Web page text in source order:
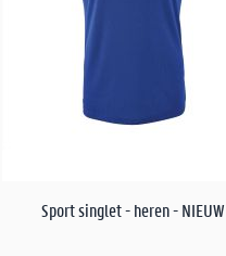
Sport singlet - heren - NIEUW